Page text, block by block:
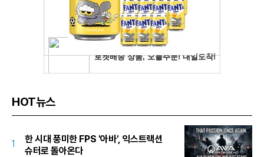
HOT뉴스
1
한 시대 풍미한 FPS '아바', 익스트랙션
슈터로 돌아온다